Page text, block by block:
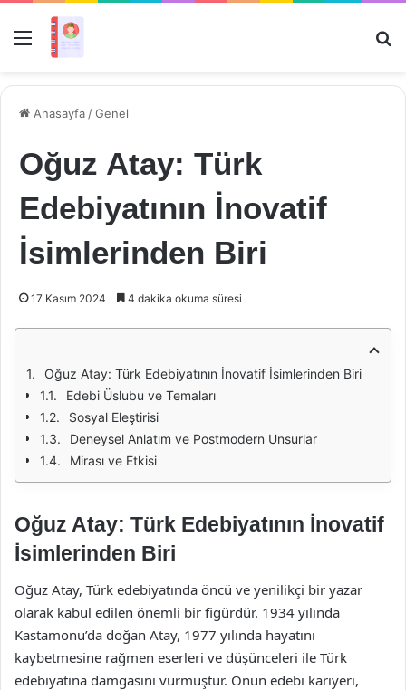
Menü
Anasayfa /Genel
Oğuz Atay: Türk
Edebiyatının İnovatif
İsimlerinden Biri
17 Kasım 2024 4 dakika okuma süresi
Oğuz Atay: Türk Edebiyatının İnovatif İsimlerinden Biri
Edebi Üslubu ve Temaları
Sosyal Eleştirisi
Deneysel Anlatım ve Postmodern Unsurlar
Mirası ve Etkisi
Oğuz Atay: Türk Edebiyatının İnovatif
İsimlerinden Biri
Oğuz Atay, Türk edebiyatında öncü ve yenilikçi bir yazar
olarak kabul edilen önemli bir figürdür. 1934 yılında
Kastamonu’da doğan Atay, 1977 yılında hayatını
kaybetmesine rağmen eserleri ve düşünceleri ile Türk
edebiyatına damgasını vurmuştur. Onun edebi kariyeri,